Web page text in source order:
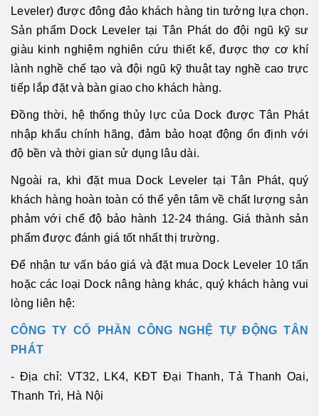
Leveler) được đông đảo khách hàng tin tưởng lựa chọn.
Sản phẩm Dock Leveler tại Tân Phát do đội ngũ kỹ sư
giàu kinh nghiệm nghiên cứu thiết kế, được thợ cơ khí
lành nghề chế tạo và đội ngũ kỹ thuật tay nghề cao trực
tiếp lắp đặt và bàn giao cho khách hàng.
Đồng thời, hệ thống thủy lực của Dock được Tân Phát
nhập khẩu chính hãng, đảm bảo hoạt động ổn định với
độ bền và thời gian sử dụng lâu dài.
Ngoài ra, khi đặt mua Dock Leveler tại Tân Phát, quý
khách hàng hoàn toàn có thể yên tâm về chất lượng sản
phảm với chế độ bảo hành 12-24 tháng. Giá thành sản
phẩm được đánh giá tốt nhất thị trường.
Để nhận tư vấn báo giá và đặt mua Dock Leveler 10 tấn
hoặc các loại Dock nâng hàng khác, quý khách hàng vui
lòng liên hệ:
CÔNG TY CỔ PHẦN CÔNG NGHỆ TỰ ĐỘNG TÂN
PHÁT
- Địa chỉ: VT32, LK4, KĐT Đại Thanh, Tả Thanh Oai,
Thanh Trì, Hà Nội